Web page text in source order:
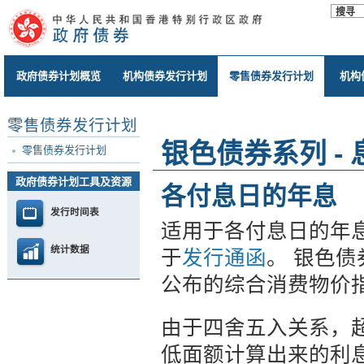
政府债券计划概览 机构债券发行计划 零售债券发行计划 机构
零售债券发行计划
零售债券发行计划
政府债券计划工具及资源
发行时间表
统计数据
银色债券系列 -
各付息日的年息
适用于各付息日的年
于发行通函。 银色债
公布的综合消费物价
由于四舍五入关系，
低面额计算出来的利